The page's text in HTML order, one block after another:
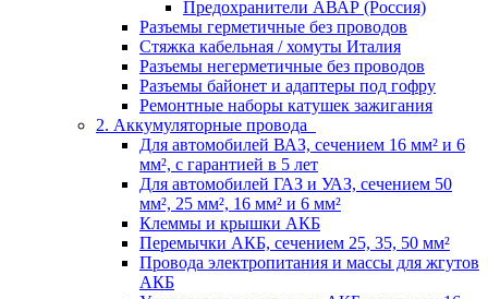
Предохранители АВАР (Россия)
Разъемы герметичные без проводов
Стяжка кабельная / хомуты Италия
Разъемы негерметичные без проводов
Разъемы байонет и адаптеры под гофру
Ремонтные наборы катушек зажигания
2. Аккумуляторные провода
Для автомобилей ВАЗ, сечением 16 мм² и 6
мм², с гарантией в 5 лет
Для автомобилей ГАЗ и УАЗ, сечением 50
мм², 25 мм², 16 мм² и 6 мм²
Клеммы и крышки АКБ
Перемычки АКБ, сечением 25, 35, 50 мм²
Провода электропитания и массы для жгутов
АКБ